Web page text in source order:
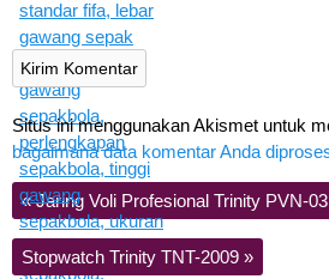
Situs ini menggunakan Akismet untuk
bagaimana data komentar Anda
«Jaring Voli Profesional Trinity PVN-03
Stopwatch Trinity TNT-2009 »